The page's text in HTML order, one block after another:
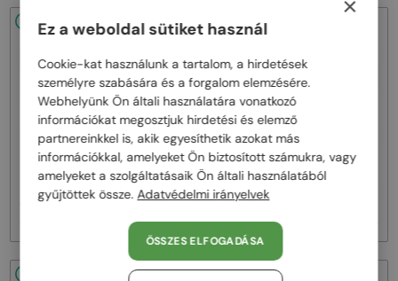
48/72 -22%
Bvlgari—Napszemüvegek
BV40035U - 33T - 58
48/72
Bvlgari—Napszemüvegek
BV40044I SERPENTI - 45A - 53
48/72 -20%
×
Ez a weboldal sütiket használ
Cookie-kat használunk a tartalom, a hirdetések
személyre szabására és a forgalom elemzésére.
Webhelyünk Ön általi használatára vonatkozó
információkat megosztjuk hirdetési és elemző
partnereinkkel is, akik egyesíthetik azokat más
információkkal, amelyeket Ön biztosított számukra, vagy
amelyeket a szolgáltatásaik Ön általi használatából
gyűjtöttek össze. Adatvédelmi irányelvek
ÖSSZES ELFOGADÁSA